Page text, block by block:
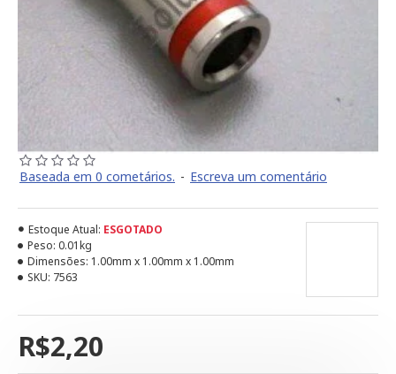
Baseada em 0 cometários. - Escreva um comentário
R$2,20
Estoque Atual: ESGOTADO
Peso: 0.01kg
Dimensões: 1.00mm x 1.00mm x 1.00mm
SKU: 7563